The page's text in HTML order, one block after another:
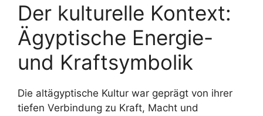
Der kulturelle Kontext:
Ägyptische Energie-
und Kraftsymbolik
Die altägyptische Kultur war geprägt von ihrer
tiefen Verbindung zu Kraft, Macht und